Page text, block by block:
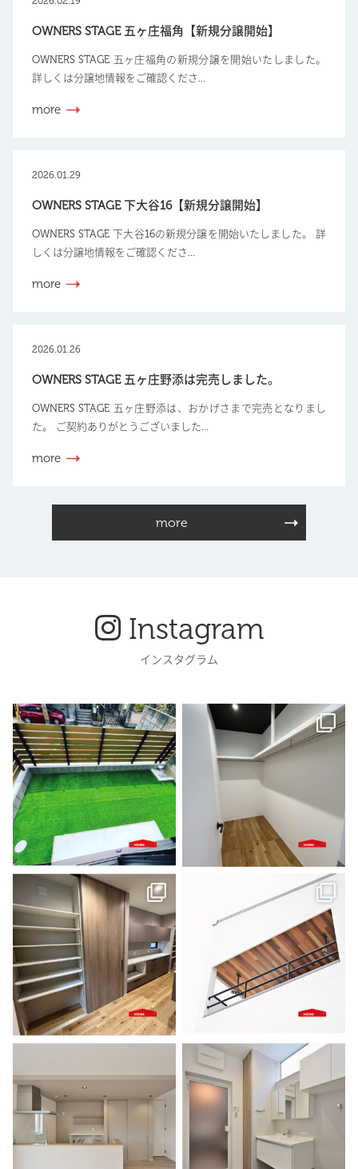
OWNERS STAGE 五ヶ庄福角【新規分譲開始】
OWNERS STAGE 五ヶ庄福角の新規分譲を開始いたしました。
詳しくは分譲地情報をご確認くださ...
more
2026.01.29
OWNERS STAGE 下大谷16【新規分譲開始】
OWNERS STAGE 下大谷16の新規分譲を開始いたしました。 詳
しくは分譲地情報をご確認くださ...
more
2026.01.26
OWNERS STAGE 五ヶ庄野添は完売しました。
OWNERS STAGE 五ヶ庄野添は、おかげさまで完売となりまし
た。 ご契約ありがとうございました...
more
more
Instagram
インスタグラム